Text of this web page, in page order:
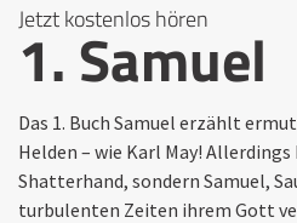
Jetzt kostenlos hören
1. Samuel
Das 1. Buch Samuel erzählt
Helden – wie Karl May!
Shatterhand, sondern Samuel,
turbulenten Zeiten ihrem Gott